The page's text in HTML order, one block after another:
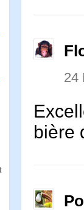
24
bière